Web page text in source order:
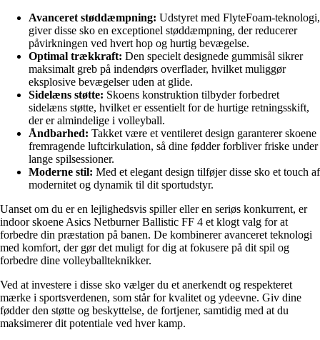
Avanceret støddæmpning: Udstyret med FlyteFoam-teknologi,
giver disse sko en exceptionel støddæmpning, der reducerer
påvirkningen ved hvert hop og hurtig bevægelse.
Optimal trækkraft: Den specielt designede gummisål sikrer
maksimalt greb på indendørs overflader, hvilket muliggør
eksplosive bevægelser uden at glide.
Sidelæns støtte: Skoens konstruktion tilbyder forbedret
sidelæns støtte, hvilket er essentielt for de hurtige retningsskift,
der er almindelige i volleyball.
Åndbarhed: Takket være et ventileret design garanterer skoene
fremragende luftcirkulation, så dine fødder forbliver friske under
lange spilsessioner.
Moderne stil: Med et elegant design tilføjer disse sko et touch af
modernitet og dynamik til dit sportudstyr.
Uanset om du er en lejlighedsvis spiller eller en seriøs konkurrent, er
indoor skoene Asics Netburner Ballistic FF 4 et klogt valg for at
forbedre din præstation på banen. De kombinerer avanceret teknologi
med komfort, der gør det muligt for dig at fokusere på dit spil og
forbedre dine volleyballteknikker.
Ved at investere i disse sko vælger du et anerkendt og respekteret
mærke i sportsverdenen, som står for kvalitet og ydeevne. Giv dine
fødder den støtte og beskyttelse, de fortjener, samtidig med at du
maksimerer dit potentiale ved hver kamp.